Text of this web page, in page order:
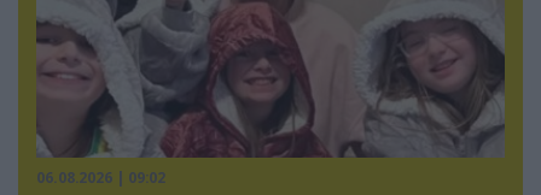
06.08.2026 | 09:02